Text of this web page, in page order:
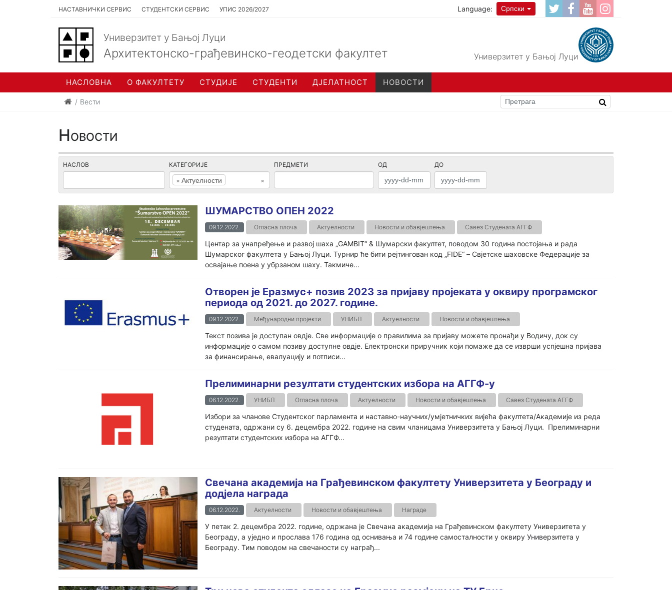
НАСТАВНИЧКИ СЕРВИС СТУДЕНТСКИ СЕРВИС УПИС 2026/2027 Language: Српски
Универзитет у Бањој Луци
Архитектонско-грађевинско-геодетски факултет Универзитет у Бањој Луци
НАСЛОВНА О ФАКУЛТЕТУ СТУДИЈЕ СТУДЕНТИ ДЈЕЛАТНОСТ НОВОСТИ
Вести
Новости
НАСЛОВ КАТЕГОРИЈЕ
×
× Актуелности
ПРЕДМЕТИ ОД ДО
ШУМАРСТВО ОПЕН 2022
09.12.2022. Огласна плоча Актуелности Новости и обавјештења Савез Студената АГГФ
Центар за унапређење и развој шаха „GAMBIT“ & Шумарски факултет, поводом 30 година постојања и рада
Шумарског факултета у Бањој Луци. Турнир ће бити рејтингован код „FIDE“ – Свјетске шаховске Федерације за
освајање поена у убрзаном шаху. Такмиче...
Отворен је Еразмус+ позив 2023 за пријаву пројеката у оквиру програмског
периода од 2021. до 2027. године.
09.12.2022. Међународни пројекти УНИБЛ Актуелности Новости и обавјештења
Текст позива је доступан овдје. Све информације о правилима за пријаву можете пронађи у Водичу, док су
информације о самом позиву доступне овдје. Електронски приручник који помаже да се изврши успјешна пријава
за финансирање, евалуацију и потписи...
Прелиминарни резултати студентских избора на АГГФ-у
06.12.2022. УНИБЛ Огласна плоча Актуелности Новости и обавјештења Савез Студената АГГФ
Избори за чланове Студентског парламента и наставно-научних/умјетничких вијећа факултета/Академије из реда
студената, одржани су 6. децембра 2022. године на свим чланицама Универзитета у Бањој Луци. Прелиминарни
резултати студентских избора на АГГФ...
Свечана академија на Грађевинском факултету Универзитета у Београду и
додјела награда
06.12.2022. Актуелности Новости и обавјештења Награде
У петак 2. децембра 2022. године, одржана је Свечана академија на Грађевинском факултету Универзитета у
Београду, а уједно и прослава 176 година од оснивања и 74 године самосталности у оквиру Универзитета у
Београду. Тим поводом на свечаности су награђ...